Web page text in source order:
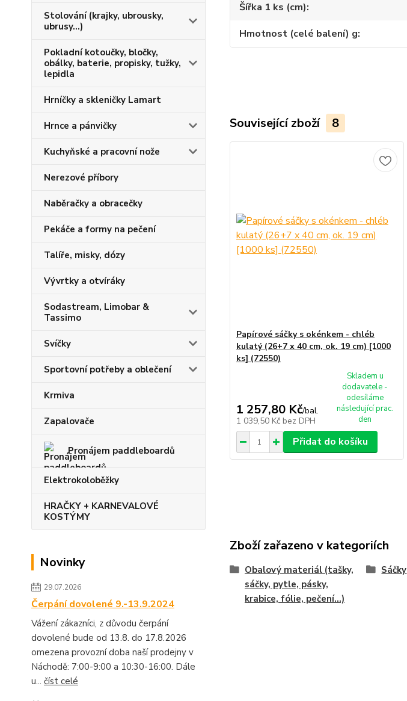
Stolování (krajky, ubrousky,
ubrusy...)
Pokladní kotoučky, bločky,
obálky, baterie, propisky, tužky,
lepidla
Hrníčky a skleničky Lamart
Hrnce a pánvičky
Kuchyňské a pracovní nože
Nerezové příbory
Naběračky a obracečky
Pekáče a formy na pečení
Talíře, misky, dózy
Vývrtky a otvíráky
Sodastream, Limobar &
Tassimo
Svíčky
Sportovní potřeby a oblečení
Krmiva
Zapalovače
Pronájem paddleboardů
Elektrokoloběžky
HRAČKY + KARNEVALOVÉ
KOSTÝMY
Novinky
29.07.2026
Čerpání dovolené 9.-13.9.2024
Vážení zákazníci, z důvodu čerpání
dovolené bude od 13.8. do 17.8.2026
omezena provozní doba naší prodejny v
Náchodě: 7:00-9:00 a 10:30-16:00. Dále
u... číst celé
Šířka 1 ks (cm)
Hmotnost (celé balení) g
Související zboží 8
Papírové sáčky s okénkem - chléb
kulatý (26+7 x 40 cm, ok. 19 cm) [1000
ks] (72550)
1 257,80 Kč/bal.
1 039,50 Kč bez DPH
Skladem u
dodavatele -
odesíláme
následující prac.
den
Přidat do košíku
Zboží zařazeno v kategoriích
Obalový materiál (tašky,
sáčky, pytle, pásky,
krabice, fólie, pečení...)
Sáčky